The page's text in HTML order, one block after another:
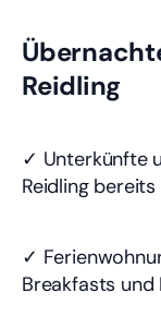
Reidling
✓ Unterkünfte
Reidling bereits
✓
Breakfasts und